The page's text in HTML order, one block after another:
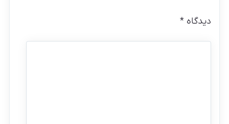
دیدگاه*